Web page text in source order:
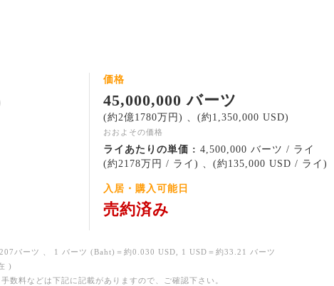
価格
45,000,000 バーツ
(約2億1780万円) 、(約1,350,000 USD)
おおよその価格
ライあたりの単価 : 4,500,000 バーツ / ライ
(約2178万円 / ライ) 、(約135,000 USD / ライ)
入居・購入可能日
売約済み
バーツ 、 1 バーツ (Baht)＝約0.030 USD, 1 USD＝約33.21 バーツ
)
数料などは下記に記載がありますので、ご確認下さい。